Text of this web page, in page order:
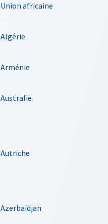
Union africaine
Algérie
Arménie
Australie
Autriche
Azerbaïdjan